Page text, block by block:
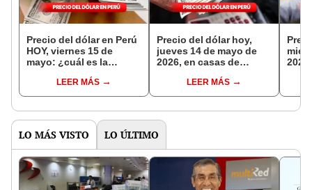
Precio del dólar en Perú
HOY, viernes 15 de
mayo: ¿cuál es la
cambio?LEER MÁS
Precio del dólar hoy,
jueves 14 de mayo de
2026, en casas de
otros canales
LEER MÁS
LO MÁS VISTO LO ÚLTIMO